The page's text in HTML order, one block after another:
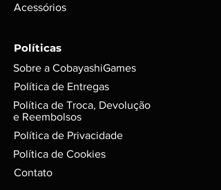
Acessórios
Políticas
Sobre a CobayashiGames
Política de Entregas
Política de Troca, Devolução
e Reembolsos
Política de Privacidade
Política de Cookies
Contato